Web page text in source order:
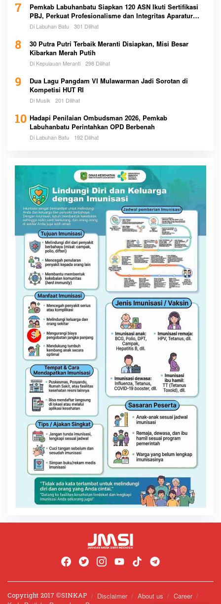
7
Pemkab Labuhanbatu Siapkan 120 ASN Ikuti Sertifikasi
PBJ, Perkuat Profesionalisme dan Integritas Aparatur
Pemerintah
Di Labuhan Batu 301 Dilihat
8
30 Putra Putri Terbaik Meranti Disiapkan, Misi Besar
Kibarkan Merah Putih
Di Kepulauan Meranti 298 Dilihat
9
Dua Lagu Pangdam VI Mulawarman Jadi Sorotan di
Kompetisi HUT RI
Di Musik 201 Dilihat
10 Hadapi Penilaian Ombudsman 2026, Pemkab
Labuhanbatu Perintahkan OPD Berbenah
Di Labuhan Batu 192 Dilihat
Copyright 2017 ©️SINKAP Disclaimer About us
Career